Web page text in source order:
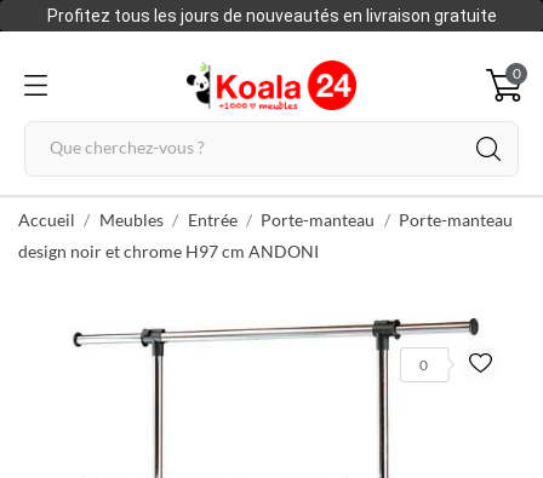
Profitez tous les jours de nouveautés en livraison gratuite
0
Accueil Meubles Entrée Porte-manteau
Porte-manteau
design noir et chrome H97 cm ANDONI
0